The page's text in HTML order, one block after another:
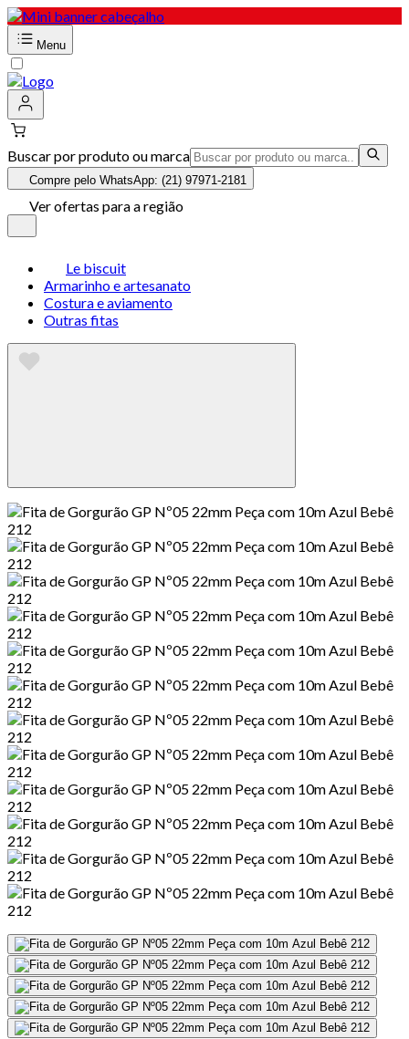
Menu
Buscar por produto ou marca
Compre pelo WhatsApp: (21) 97971-2181
Ver ofertas para a região
Le biscuit
Armarinho e artesanato
Costura e aviamento
Outras fitas